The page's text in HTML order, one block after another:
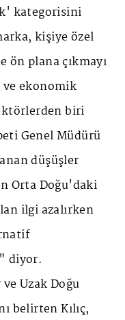
kategorisini
kişiye özel
plana çıkmayı
ekonomik
biri
Genel Müdürü
düşüşler
Orta Doğu'daki
ilgi azalırken
diyor.
Uzak Doğu
belirten Kılıç,